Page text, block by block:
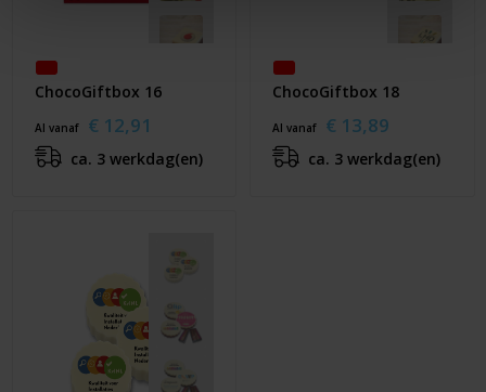
ChocoGiftbox 16
Al vanaf € 12,91
ca. 3 werkdag(en)
ChocoGiftbox 18
Al vanaf € 13,89
ca. 3 werkdag(en)